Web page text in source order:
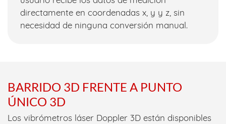
directamente en coordenadas x, y y z, sin
necesidad de ninguna conversión manual.
BARRIDO 3D FRENTE A PUNTO
ÚNICO 3D
Los vibrómetros láser Doppler 3D están disponibles